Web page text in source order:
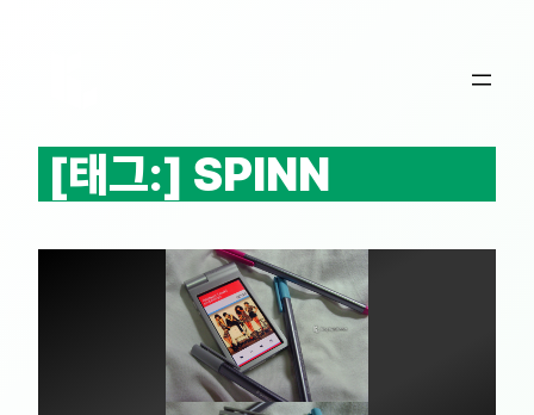
[태그:] SPINN